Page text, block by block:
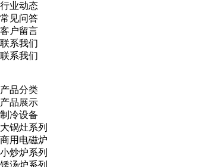
行业动态
常见问答
客户留言
联系我们
联系我们
产品分类
产品展示
制冷设备
大锅灶系列
商用电磁炉
小炒炉系列
矮汤炉系列